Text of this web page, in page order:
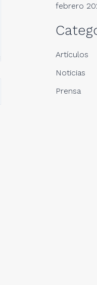
febrero
Artículos
Noticias
Prensa